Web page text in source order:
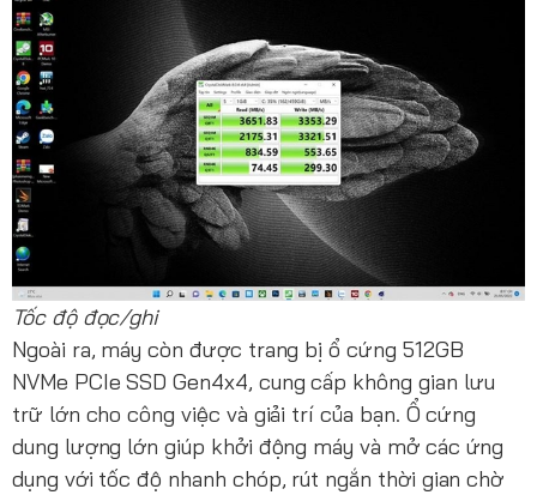
Tốc độ đọc/ghi
Ngoài ra, máy còn được trang bị ổ cứng 512GB
NVMe PCIe SSD Gen4x4, cung cấp không gian lưu
trữ lớn cho công việc và giải trí của bạn. Ổ cứng
dung lượng lớn giúp khởi động máy và mở các ứng
dụng với tốc độ nhanh chóp, rút ngắn thời gian chờ